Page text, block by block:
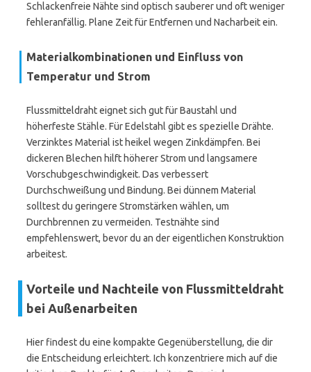
Schlackenfreie Nähte sind optisch sauberer und oft weniger
fehleranfällig. Plane Zeit für Entfernen und Nacharbeit ein.
Materialkombinationen und Einfluss von
Temperatur und Strom
Flussmitteldraht eignet sich gut für Baustahl und
höherfeste Stähle. Für Edelstahl gibt es spezielle Drähte.
Verzinktes Material ist heikel wegen Zinkdämpfen. Bei
dickeren Blechen hilft höherer Strom und langsamere
Vorschubgeschwindigkeit. Das verbessert
Durchschweißung und Bindung. Bei dünnem Material
solltest du geringere Stromstärken wählen, um
Durchbrennen zu vermeiden. Testnähte sind
empfehlenswert, bevor du an der eigentlichen Konstruktion
arbeitest.
Vorteile und Nachteile von Flussmitteldraht
bei Außenarbeiten
Hier findest du eine kompakte Gegenüberstellung, die dir
die Entscheidung erleichtert. Ich konzentriere mich auf die